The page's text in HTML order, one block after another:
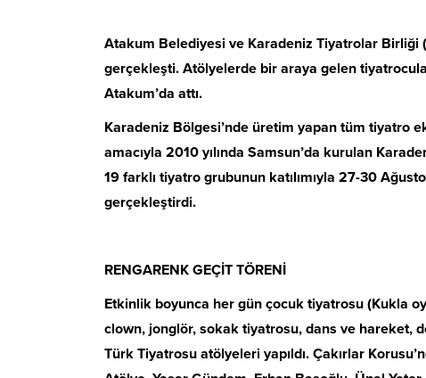
Atakum Belediyesi ve Karadeniz Tiyatrolar Birliği
gerçekleşti. Atölyelerde bir araya gelen
Atakum’da attı.
Karadeniz Bölgesi’nde üretim yapan tüm tiyatro
amacıyla 2010 yılında Samsun’da kurulan
19 farklı tiyatro grubunun katılımıyla 27-30
gerçekleştirdi.
RENGARENK GEÇİT TÖRENİ
Etkinlik boyunca her gün çocuk tiyatrosu (Kukla
clown, jonglör, sokak tiyatrosu, dans ve hareket,
Türk Tiyatrosu atölyeleri yapıldı. Çakırlar